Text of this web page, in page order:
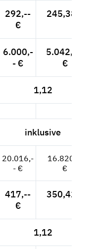
292,--
€
245,38 €
6.000,-
- €
5.042,02
€
1,12
inklusive
20.016,-
- €
16.820,--
€
417,--
€
350,42 €
1,12